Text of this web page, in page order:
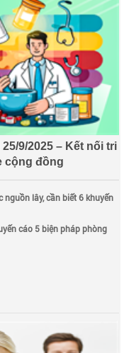
9/2025 – Kết nối tri
cộng đồng
lây, cần biết 6 khuyến
cáo 5 biện pháp phòng